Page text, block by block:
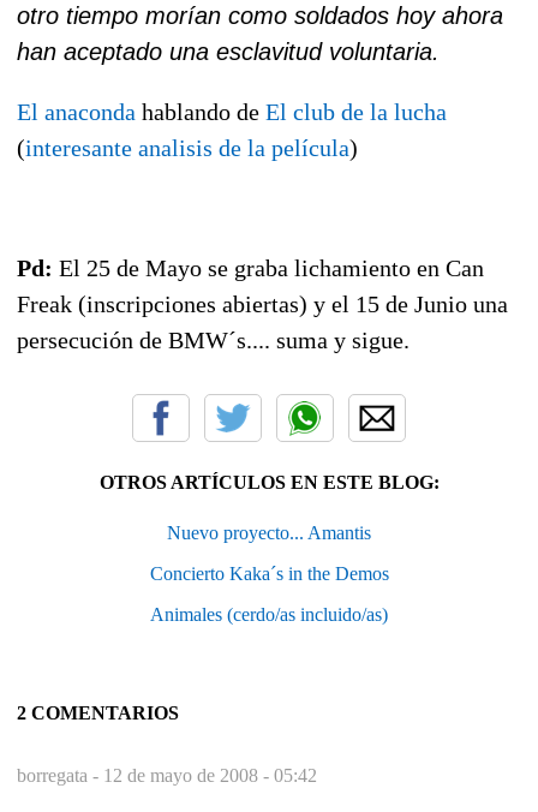
otro tiempo morían como soldados hoy ahora
han aceptado una esclavitud voluntaria.
El anaconda hablando de El club de la lucha
(interesante analisis de la película)
Pd: El 25 de Mayo se graba lichamiento en Can
Freak (inscripciones abiertas) y el 15 de Junio una
persecución de BMW´s.... suma y sigue.
OTROS ARTÍCULOS EN ESTE BLOG:
Nuevo proyecto... Amantis
Concierto Kaka´s in the Demos
Animales (cerdo/as incluido/as)
2 COMENTARIOS
borregata - 12 de mayo de 2008 - 05:42